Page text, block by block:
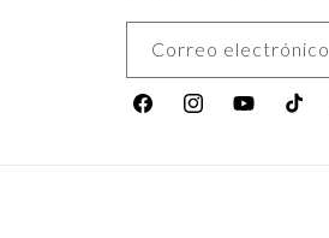
Correo electrónico
FacebookInstagramYouTubeTikTok